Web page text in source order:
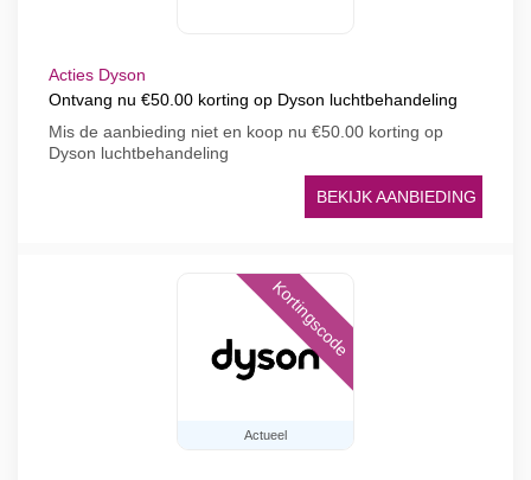
Acties Dyson
Ontvang nu €50.00 korting op Dyson luchtbehandeling
Mis de aanbieding niet en koop nu €50.00 korting op
Dyson luchtbehandeling
BEKIJK AANBIEDING
Actueel
Kortingscode